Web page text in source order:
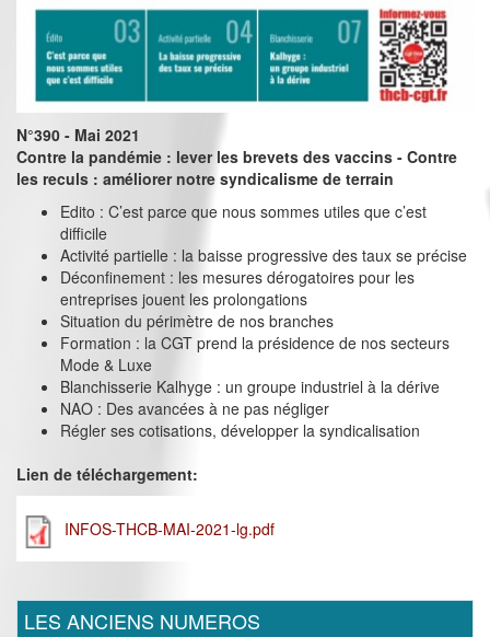
N°390 - Mai 2021
Contre la pandémie : lever les brevets des vaccins - Contre
les reculs : améliorer notre syndicalisme de terrain
Edito : C’est parce que nous sommes utiles que c’est
difficile
Activité partielle : la baisse progressive des taux se précise
Déconfinement : les mesures dérogatoires pour les
entreprises jouent les prolongations
Situation du périmètre de nos branches
Formation : la CGT prend la présidence de nos secteurs
Mode & Luxe
Blanchisserie Kalhyge : un groupe industriel à la dérive
NAO : Des avancées à ne pas négliger
Régler ses cotisations, développer la syndicalisation
Lien de téléchargement:
INFOS-THCB-MAI-2021-lg.pdf
LES ANCIENS NUMEROS